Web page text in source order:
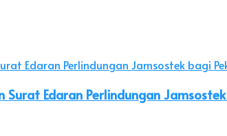
Edaran Perlindungan